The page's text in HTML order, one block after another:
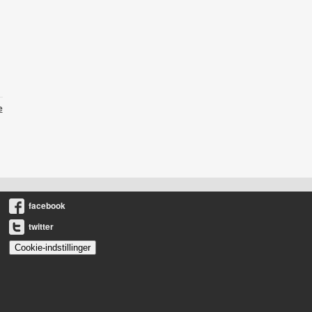
facebook
twitter
Cookie-indstillinger